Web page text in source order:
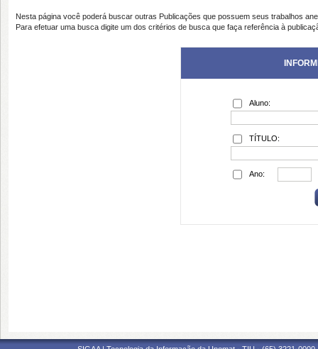
Nesta página você poderá buscar outras Publicações que possuem seus trabalhos
Para efetuar uma busca digite um dos critérios de busca que faça referência à
Aluno:
TÍTULO:
Ano: